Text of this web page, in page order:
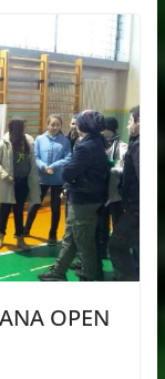
OPEN